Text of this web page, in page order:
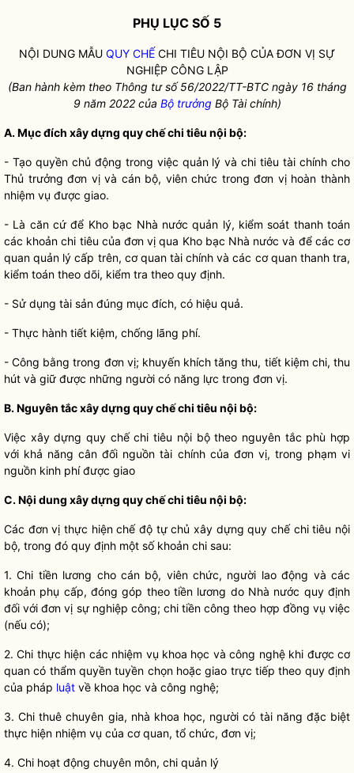
PHỤ LỤC SỐ 5
NỘI DUNG MẪU QUY CHẾ CHI TIÊU NỘI BỘ CỦA ĐƠN VỊ SỰ
NGHIỆP CÔNG LẬP
(Ban hành kèm theo Thông tưsố 56/2022/TT-BTC ngày 16 tháng
9 năm 2022 của Bộ trưởng Bộ Tài chính)
A. Mục đích xây dựng quy chếchi tiêu nội bộ:
- Tạo quyền chủ động trong việc quản lý và chi tiêu tài chính cho
Thủ trưởng đơn vị và cán bộ, viên chức trong đơn vị hoàn thành
nhiệm vụ được giao.
- Là căn cứ để Kho bạc Nhà nước quản lý, kiểm soát thanh toán
các khoản chi tiêu của đơn vị qua Kho bạc Nhà nước và để các cơ
quan quản lý cấp trên, cơ quan tài chính và các cơ quan thanh tra,
kiểm toán theo dõi, kiểm tra theo quy định.
- Sử dụng tài sản đúng mục đích, có hiệu quả.
- Thực hành tiết kiệm, chống lãng phí.
- Công bằng trong đơn vị; khuyến khích tăng thu, tiết kiệm chi, thu
hút và giữ được những người có năng lực trong đơn vị.
B. Nguyên tắc xây dựng quy chếchi tiêu nội bộ:
Việc xây dựngquy chếchi tiêu nội bộ theo nguyên tắc phù hợp
với khả năng cân đối nguồn tài chính của đơn vị, trong phạm vi
nguồn kinh phí được giao
C. Nội dung xây dựng quy chếchi tiêu nội bộ:
Các đơn vị thực hiện chế độ tự chủ xây dựngquy chếchi tiêu nội
bộ, trong đó quy định một số khoản chi sau:
1. Chi tiền lương cho cán bộ, viên chức, người lao động và các
khoản phụ cấp, đóng góp theo tiền lương do Nhà nước quy định
đối với đơn vị sự nghiệp công; chi tiền công theo hợp đồng vụ việc
(nếu có);
2. Chi thực hiện các nhiệm vụ khoa học và công nghệ khi được cơ
quan có thẩm quyền tuyền chọn hoặc giao trực tiếp theo quy định
của pháp luật về khoa học và công nghệ;
3. Chi thuê chuyên gia, nhà khoa học, người có tài năng đặc biệt
thực hiện nhiệm vụ của cơ quan, tổ chức, đơn vị;
4. Chi hoạt động chuyên môn, chi quản lý